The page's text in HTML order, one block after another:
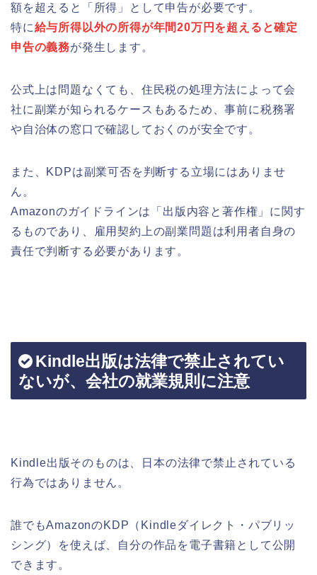
額を超えると「所得」として申告が必要です。
特に給与所得以外の所得が年間20万円を超えると確定
申告の義務が発生します。
公式上は問題なくても、住民税の処理方法によって会
社に副業が知られるケースもあるため、事前に税務署
や自治体の窓口で確認しておくのが安全です。
また、KDPは副業可否を判断する立場にはありませ
ん。
Amazonのガイドラインは「出版内容と著作権」に関す
るものであり、雇用契約上の副業問題は利用者自身の
責任で判断する必要があります。
Kindle出版は法律で禁止されてい
ないが、会社の就業規則に注意
Kindle出版そのものは、日本の法律で禁止されている
行為ではありません。
誰でもAmazonのKDP（Kindleダイレクト・パブリッ
シング）を使えば、自分の作品を電子書籍として公開
できます。